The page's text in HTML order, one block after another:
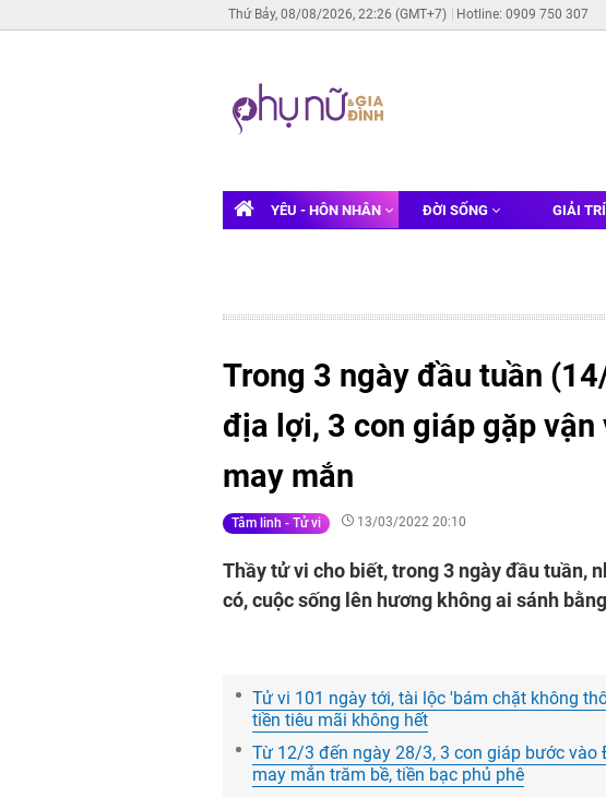
Thứ Bảy, 08/08/2026, 22:26 (GMT+7) Hotline: 0909 750 307
YÊU - HÔN NHÂN ĐỜI SỐNG GIẢI TRÍ
Trong 3 ngày đầu tuần
địa lợi, 3 con giáp gặp vận
may mắn
Tâm linh - Tử vi 13/03/2022 20:10
Thầy tử vi cho biết, trong 3 ngày đầu tuần,
có, cuộc sống lên hương không ai sánh
Tử vi 101 ngày tới, tài lộc 'bám chặt không
tiền tiêu mãi không hết
Từ 12/3 đến ngày 28/3, 3 con giáp bước vào
may mắn trăm bề, tiền bạc phủ phê